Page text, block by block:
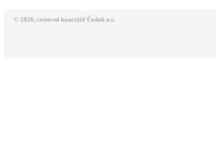
© 2026, cestovní kancelář Čedok a.s.